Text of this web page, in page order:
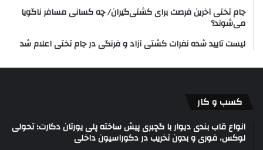
جام تختی آخرین فرصت برای کشتی‌گیران/ چه کسانی مسافر ناگویا
می‌شوند؟
لیست تایید شده نفرات کشتی آزاد و فرنگی در جام تختی اعلام شد
کسب و کار
انواع قاب بندی دیوار با گچبری پیش ساخته پلی یورتان دکارت؛ تحولی
لوکس، فوری و بدون تخریب در دکوراسیون داخلی